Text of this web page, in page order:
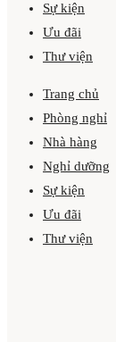
Sự kiện
Ưu đãi
Thư viện
Trang chủ
Phòng nghỉ
Nhà hàng
Nghỉ dưỡng
Sự kiện
Ưu đãi
Thư viện